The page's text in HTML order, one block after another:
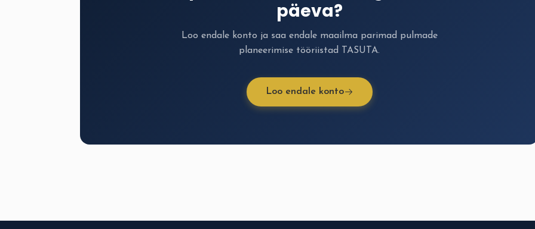
päeva?
Loo endale konto ja saa endale maailma parimad pulmade
planeerimise tööriistad TASUTA.
Loo endale konto